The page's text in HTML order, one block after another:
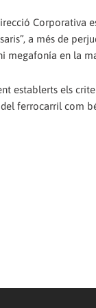
a més de
megafonía en la
establerts els
ferrocarril com